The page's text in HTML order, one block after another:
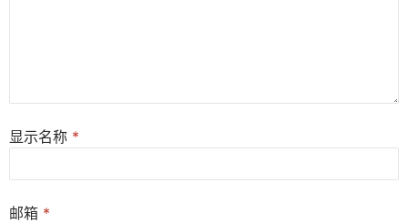
显示名称 *
邮箱 *